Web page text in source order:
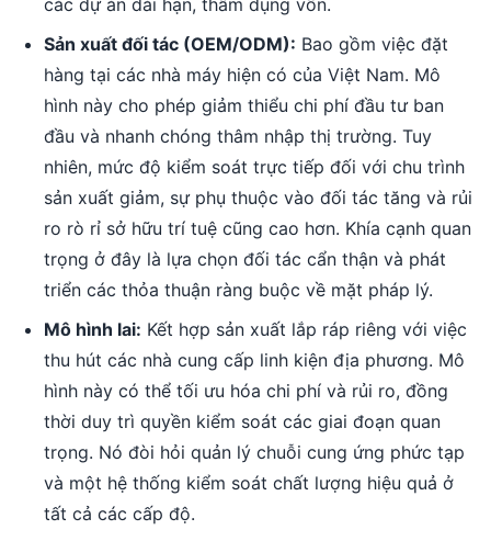
các dự án dài hạn, thâm dụng vốn.
Sản xuất đối tác (OEM/ODM): Bao gồm việc đặt
hàng tại các nhà máy hiện có của Việt Nam. Mô
hình này cho phép giảm thiểu chi phí đầu tư ban
đầu và nhanh chóng thâm nhập thị trường. Tuy
nhiên, mức độ kiểm soát trực tiếp đối với chu trình
sản xuất giảm, sự phụ thuộc vào đối tác tăng và rủi
ro rò rỉ sở hữu trí tuệ cũng cao hơn. Khía cạnh quan
trọng ở đây là lựa chọn đối tác cẩn thận và phát
triển các thỏa thuận ràng buộc về mặt pháp lý.
Mô hình lai: Kết hợp sản xuất lắp ráp riêng với việc
thu hút các nhà cung cấp linh kiện địa phương. Mô
hình này có thể tối ưu hóa chi phí và rủi ro, đồng
thời duy trì quyền kiểm soát các giai đoạn quan
trọng. Nó đòi hỏi quản lý chuỗi cung ứng phức tạp
và một hệ thống kiểm soát chất lượng hiệu quả ở
tất cả các cấp độ.